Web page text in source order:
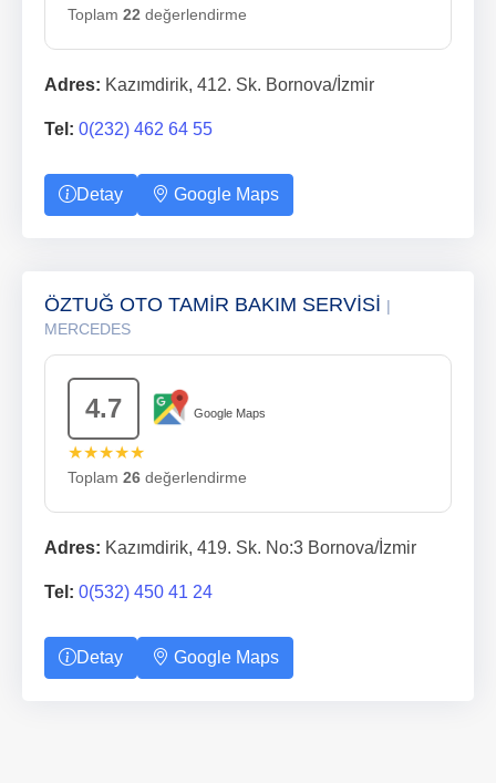
Toplam 22 değerlendirme
Adres: Kazımdirik, 412. Sk. Bornova/İzmir
Tel: 0(232) 462 64 55
Detay Google Maps
ÖZTUĞ OTO TAMİR BAKIM SERVİSİ |
MERCEDES
4.7 Google Maps
★★★★★
Toplam 26 değerlendirme
Adres: Kazımdirik, 419. Sk. No:3 Bornova/İzmir
Tel: 0(532) 450 41 24
Detay Google Maps